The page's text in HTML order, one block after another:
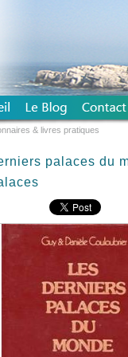
palaces du
& livres pratiques